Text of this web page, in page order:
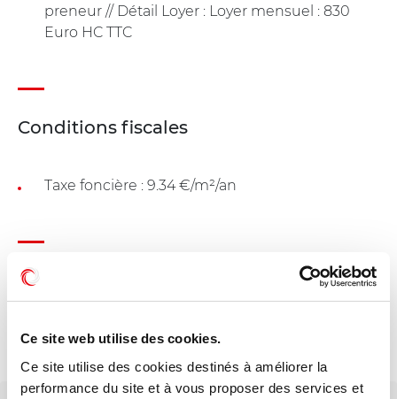
Ce site web utilise des cookies.
Ce site utilise des cookies destinés à améliorer la
performance du site et à vous proposer des services et
preneur // Détail Loyer : Loyer mensuel : 830
Euro HC TTC
Conditions fiscales
Taxe foncière : 9.34 €/m²/an
Dessertes - COGNAC (16100)
Sur la N141 en provenance de Jarnac et direction